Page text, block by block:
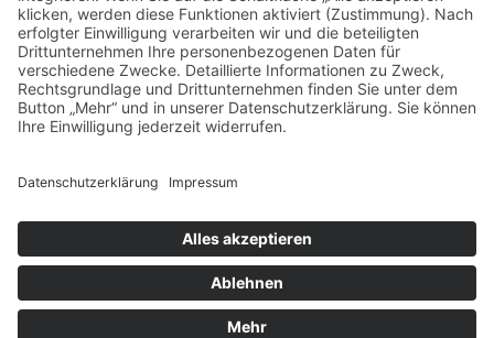
Alle Zeiten sindUTC+02:00
Alle Cookies löschen
Powered byphpBB® Forum Software © phpBB Limited
Deutsche Übersetzung durchphpBB.de
Datenschutz |Nutzungsbedingungen
Time: 0.012s| Peak Memory Usage: 10.13 MiB | GZIP: Off